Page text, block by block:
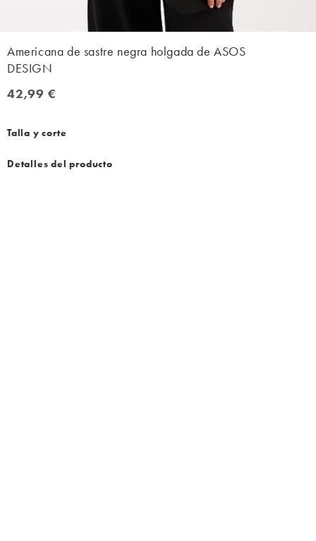
Americana de sastre negra holgada de ASOS
DESIGN
42,99 €
42,99 €
Talla y corte
Detalles del producto